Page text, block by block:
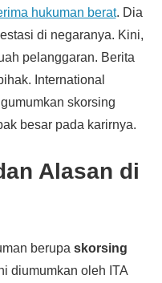
hukuman berat. Dia
di negaranya. Kini,
pelanggaran. Berita
International
skorsing
besar pada karirnya.
Alasan di
berupa skorsing
diumumkan oleh ITA